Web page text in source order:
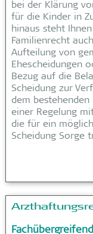
bei der Klärung
für die Kinder in
hinaus steht
Familienrecht
Aufteilung von
Ehescheidungen
Bezug auf die
Scheidung zur
dem bestehenden
einer Regelung
die für ein
Scheidung Sorge